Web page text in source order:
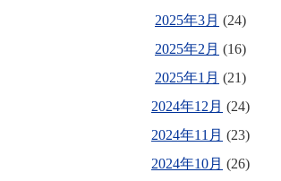
2025年3月 (24)
2025年2月 (16)
2025年1月 (21)
2024年12月 (24)
2024年11月 (23)
2024年10月 (26)